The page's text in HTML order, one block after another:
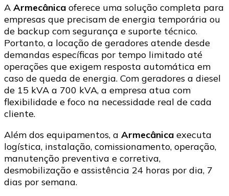
A Armecânica oferece uma solução completa para
empresas que precisam de energia temporária ou
de backup com segurança e suporte técnico.
Portanto, a locação de geradores atende desde
demandas específicas por tempo limitado até
operações que exigem resposta automática em
caso de queda de energia. Com geradores a diesel
de 15 kVA a 700 kVA, a empresa atua com
flexibilidade e foco na necessidade real de cada
cliente.
Além dos equipamentos, a Armecânica executa
logística, instalação, comissionamento, operação,
manutenção preventiva e corretiva,
desmobilização e assistência 24 horas por dia, 7
dias por semana.